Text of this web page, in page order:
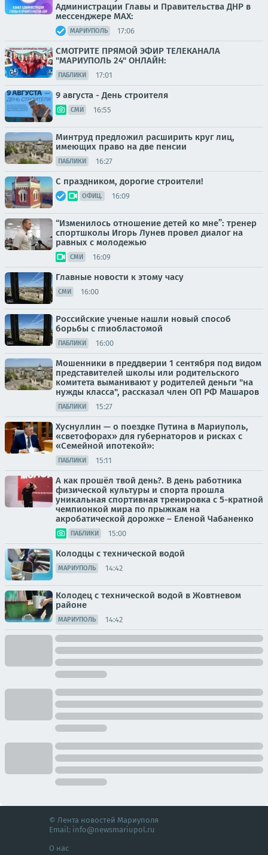
Администрации Главы и Правительства ДНР в
мессенджере MAX:
МАРИУПОЛЬ 17:06
СМОТРИТЕ ПРЯМОЙ ЭФИР ТЕЛЕКАНАЛА
"МАРИУПОЛЬ 24" ОНЛАЙН:
ПАБЛИКИ 17:01
9 августа - День строителя
СМИ 16:55
Минтруд предложил расширить круг лиц,
имеющих право на две пенсии
ПАБЛИКИ 16:27
С праздником, дорогие строители!
ОФИЦ. 16:09
“Изменилось отношение детей ко мне”: тренер
спортшколы Игорь Лунев провел диалог на
равных с молодежью
СМИ 16:09
Главные новости к этому часу
СМИ 16:00
Российские ученые нашли новый способ
борьбы с глиобластомой
ПАБЛИКИ 16:00
Мошенники в преддверии 1 сентября под видом
представителей школы или родительского
комитета выманивают у родителей деньги "на
нужды класса", рассказал член ОП РФ Машаров
ПАБЛИКИ 15:27
Хуснуллин — о поездке Путина в Мариуполь,
«светофорах» для губернаторов и рисках с
«Семейной ипотекой»:
ПАБЛИКИ 15:11
А как прошёл твой день?. В день работника
физической культуры и спорта прошла
уникальная спортивная тренировка с 5-кратной
чемпионкой мира по прыжкам на
акробатической дорожке – Еленой Чабаненко
ПАБЛИКИ 15:00
Колодцы с технической водой
МАРИУПОЛЬ 14:42
Колодец с технической водой в Жовтневом
районе
МАРИУПОЛЬ 14:42
© Лента новостей Мариуполя
Email: info@newsmariupol.ru
О нас